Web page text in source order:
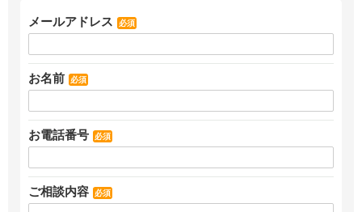
メールアドレス 必須
お名前 必須
お電話番号 必須
ご相談内容 必須